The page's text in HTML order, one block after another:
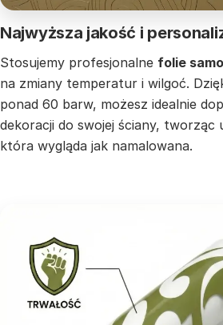
Najwyższa jakość i
Stosujemy profesjonalne folie
na zmiany temperatur i wilgoć.
ponad 60 barw, możesz idealnie
dekoracji do swojej ściany, tworząc
która wygląda jak namalowana.